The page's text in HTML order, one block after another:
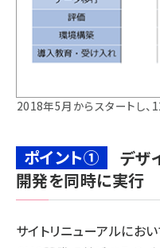
2018年5月からスタートし
ポイント①
デザ
開発を同時に実行
サイトリニューアルにお